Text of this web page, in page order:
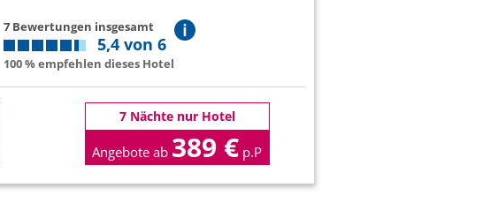
7 Bewertungen insgesamt
5,4 von 6
100 % empfehlen dieses Hotel
7 Nächte nur Hotel
Angebote ab 389 € p.P